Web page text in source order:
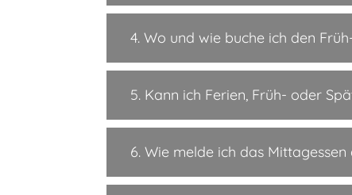
4. Wo und wie buche ich den
5. Kann ich Ferien, Früh- oder
6. Wie melde ich das Mittagessen